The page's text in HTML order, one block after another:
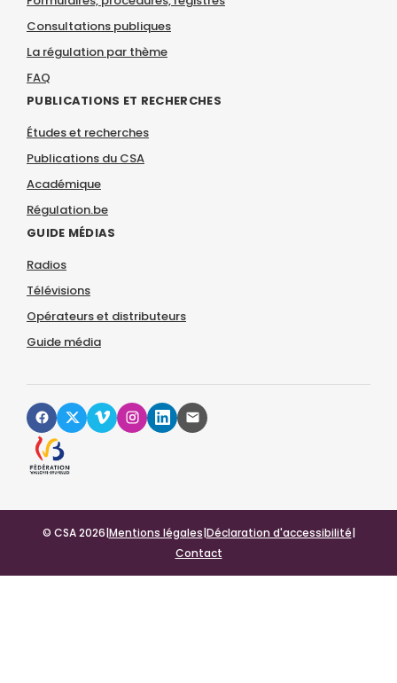
Consultations publiques
La régulation par thème
FAQ
PUBLICATIONS ET RECHERCHES
Études et recherches
Publications du CSA
Académique
Régulation.be
GUIDE MÉDIAS
Radios
Télévisions
Opérateurs et distributeurs
Guide média
© CSA 2026|Mentions légales|Déclaration d'accessibilité|
Contact